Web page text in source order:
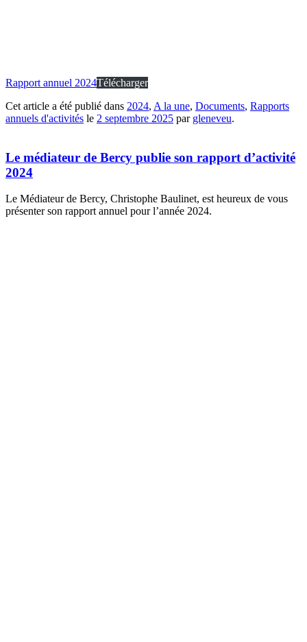
Rapport annuel 2024Télécharger
Cet article a été publié dans 2024, A la une, Documents, Rapports
annuels d'activités le 2 septembre 2025 par gleneveu.
Le médiateur de Bercy publie son rapport d’activité
2024
Le Médiateur de Bercy, Christophe Baulinet, est heureux de vous
présenter son rapport annuel pour l’année 2024.